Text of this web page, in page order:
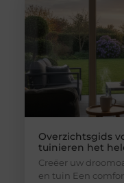
Overzichtsgids
tuinieren het
Creëer uw
en tuin Een